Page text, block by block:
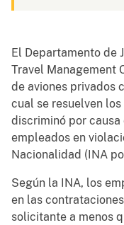
El Departamento de
Travel Management
de aviones privados
cual se resuelven
discriminó por
empleados en
Nacionalidad (INA
Según la INA, los
en las
solicitante a menos